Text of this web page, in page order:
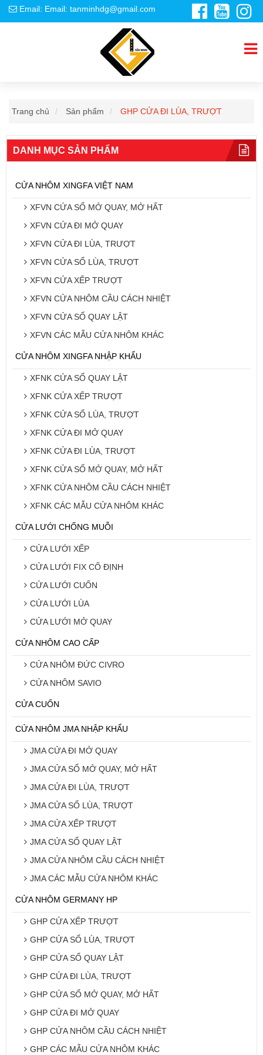
Email: Email: tanminhdg@gmail.com
Trang chủ Sản phẩm GHP CỬA ĐI LÙA, TRƯỢT
DANH MỤC SẢN PHẨM
CỬA NHÔM XINGFA VIỆT NAM
XFVN CỬA SỔ MỞ QUAY, MỞ HẤT
XFVN CỬA ĐI MỞ QUAY
XFVN CỬA ĐI LÙA, TRƯỢT
XFVN CỬA SỔ LÙA, TRƯỢT
XFVN CỬA XẾP TRƯỢT
XFVN CỬA NHÔM CẦU CÁCH NHIỆT
XFVN CỬA SỔ QUAY LẬT
XFVN CÁC MẪU CỬA NHÔM KHÁC
CỬA NHÔM XINGFA NHẬP KHẨU
XFNK CỬA SỔ QUAY LẬT
XFNK CỬA XẾP TRƯỢT
XFNK CỬA SỔ LÙA, TRƯỢT
XFNK CỬA ĐI MỞ QUAY
XFNK CỬA ĐI LÙA, TRƯỢT
XFNK CỬA SỔ MỞ QUAY, MỞ HẤT
XFNK CỬA NHÔM CẦU CÁCH NHIỆT
XFNK CÁC MẪU CỬA NHÔM KHÁC
CỬA LƯỚI CHỐNG MUỖI
CỬA LƯỚI XẾP
CỬA LƯỚI FIX CỐ ĐỊNH
CỬA LƯỚI CUỐN
CỬA LƯỚI LÙA
CỬA LƯỚI MỞ QUAY
CỬA NHÔM CAO CẤP
CỬA NHÔM ĐỨC CIVRO
CỬA NHÔM SAVIO
CỬA CUỐN
CỬA NHÔM JMA NHẬP KHẨU
JMA CỬA ĐI MỞ QUAY
JMA CỬA SỔ MỞ QUAY, MỞ HẤT
JMA CỬA ĐI LÙA, TRƯỢT
JMA CỬA SỔ LÙA, TRƯỢT
JMA CỬA XẾP TRƯỢT
JMA CỬA SỔ QUAY LẬT
JMA CỬA NHÔM CẦU CÁCH NHIỆT
JMA CÁC MẪU CỬA NHÔM KHÁC
CỬA NHÔM GERMANY HP
GHP CỬA XẾP TRƯỢT
GHP CỬA SỔ LÙA, TRƯỢT
GHP CỬA SỔ QUAY LẬT
GHP CỬA ĐI LÙA, TRƯỢT
GHP CỬA SỔ MỞ QUAY, MỞ HẤT
GHP CỬA ĐI MỞ QUAY
GHP CỬA NHÔM CẦU CÁCH NHIỆT
GHP CÁC MẪU CỬA NHÔM KHÁC